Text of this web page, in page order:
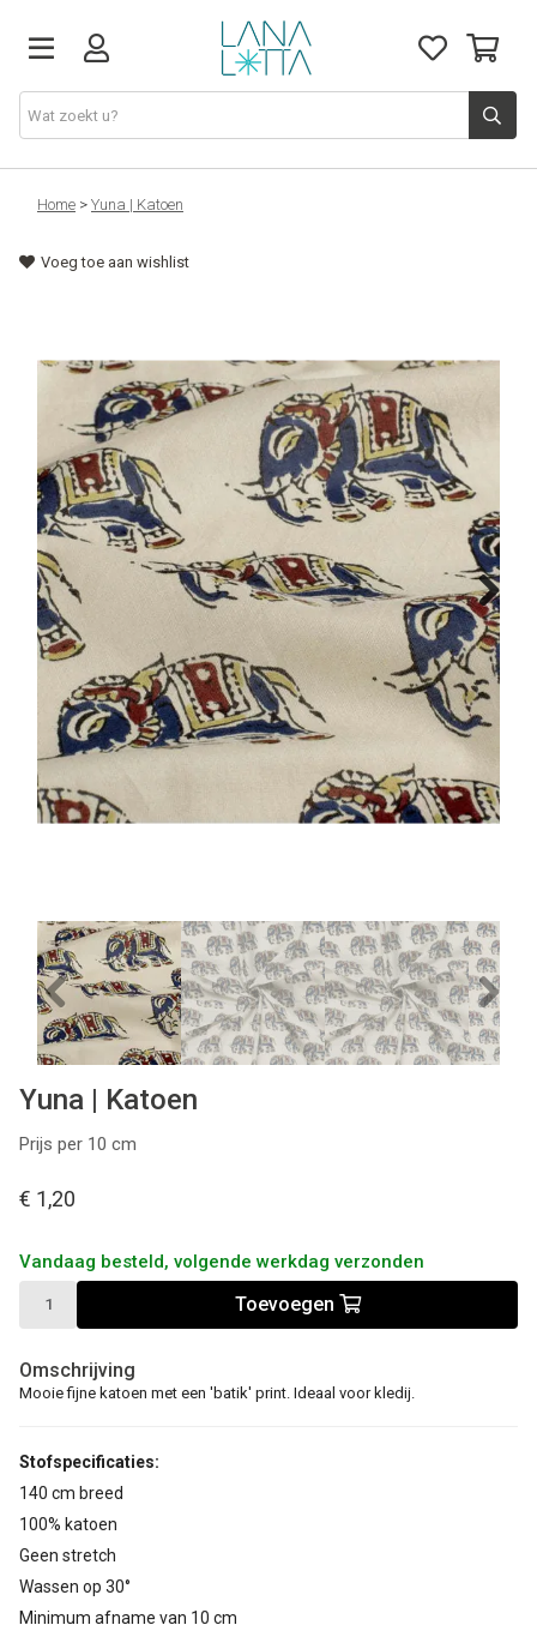
Stoffen
Fournituren
Patronen
Naaimachines
Workshops
Tips & tricks
Cadeaubon
Solden
Contact
Home > Yuna | Katoen
Voeg toe aan wishlist
Next
Previous Next
Yuna | Katoen
Prijs per 10 cm
€ 1,20
Vandaag besteld, volgende werkdag verzonden
Toevoegen
Omschrijving
Mooie fijne katoen met een 'batik' print. Ideaal voor kledij.
Stofspecificaties:
140 cm breed
100% katoen
Geen stretch
Wassen op 30°
Minimum afname van 10 cm